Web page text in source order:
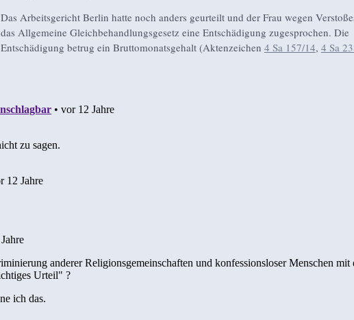
Das Arbeitsgericht Berlin hatte noch anders geurteilt und der Frau wegen
das Allgemeine Gleichbehandlungsgesetz eine Entschädigung zugesprochen. Die
Entschädigung betrug ein Bruttomonatsgehalt (Aktenzeichen 4 Sa 157/14, 4 Sa